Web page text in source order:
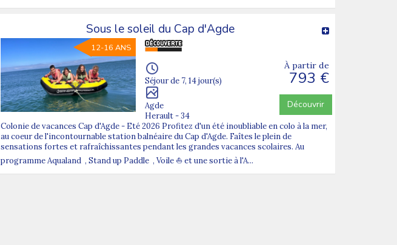
Sous le soleil du Cap d'Agde
12-16 ANS
Séjour de 7, 14 jour(s)
Agde
Herault - 34
À partir de
793 €
Découvrir
Colonie de vacances Cap d'Agde - Eté 2026 Profitez d'un été inoubliable en colo à la mer,
au coeur de l'incontournable station balnéaire du Cap d'Agde. Faîtes le plein de
sensations fortes et rafraîchissantes pendant les grandes vacances scolaires. Au
programme Aqualand , Stand up Paddle , Voile ⛵ et une sortie à l'A...